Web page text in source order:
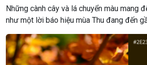
Những cành cây và lá chuyển màu mang
như một lời báo hiệu mùa Thu đang đến